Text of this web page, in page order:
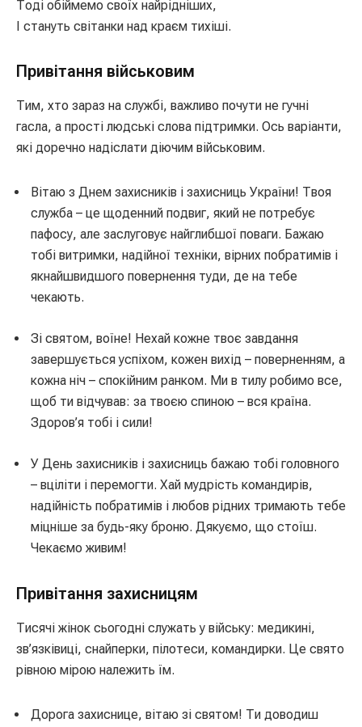
Тоді обіймемо своїх найрідніших,
І стануть світанки над краєм тихіші.
Привітання військовим
Тим, хто зараз на службі, важливо почути не гучні
гасла, а прості людські слова підтримки. Ось варіанти,
які доречно надіслати діючим військовим.
Вітаю з Днем захисників і захисниць України! Твоя
служба – це щоденний подвиг, який не потребує
пафосу, але заслуговує найглибшої поваги. Бажаю
тобі витримки, надійної техніки, вірних побратимів і
якнайшвидшого повернення туди, де на тебе
чекають.
Зі святом, воїне! Нехай кожне твоє завдання
завершується успіхом, кожен вихід – поверненням, а
кожна ніч – спокійним ранком. Ми в тилу робимо все,
щоб ти відчував: за твоєю спиною – вся країна.
Здоров’я тобі і сили!
У День захисників і захисниць бажаю тобі головного
– вціліти і перемогти. Хай мудрість командирів,
надійність побратимів і любов рідних тримають тебе
міцніше за будь-яку броню. Дякуємо, що стоїш.
Чекаємо живим!
Привітання захисницям
Тисячі жінок сьогодні служать у війську: медикині,
зв’язківиці, снайперки, пілотеси, командирки. Це свято
рівною мірою належить їм.
Дорога захиснице, вітаю зі святом! Ти доводиш